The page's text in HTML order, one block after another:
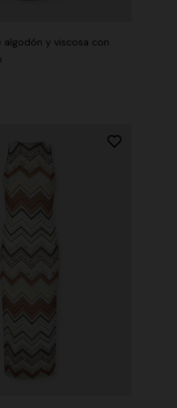
algodón y viscosa con